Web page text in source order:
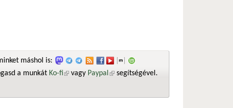
máshol is:
a munkát Ko-fi(külső hivatkozás)
vagy Paypal (külső hivatkozás)
segítségével.